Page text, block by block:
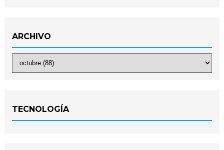
ARCHIVO
TECNOLOGÍA